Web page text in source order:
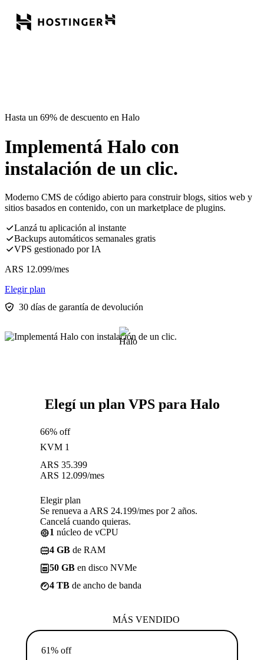
Hasta un 69% de descuento en Halo
Implementá Halo con
instalación de un clic.
Moderno CMS de código abierto para construir blogs, sitios web y
sitios basados en contenido, con un marketplace de plugins.
Lanzá tu aplicación al instante
Backups automáticos semanales gratis
VPS gestionado por IA
ARS 12.099/mes
Elegir plan
30 días de garantía de devolución
Elegí un plan VPS para Halo
66% off
KVM 1
ARS 35.399
ARS 12.099/mes
Elegir plan
Se renueva a ARS 24.199/mes por 2 años.
Cancelá cuando quieras.
1 núcleo de vCPU
4 GB de RAM
50 GB en disco NVMe
4 TB de ancho de banda
MÁS VENDIDO
61% off